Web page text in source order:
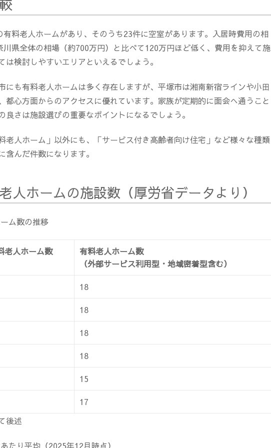
料老人ホームがあり、そのうち23件に空室があります。入居時費用の相
県全体の相場（約700万円）と比べて120万円ほど低く、費用を抑えて施
は検討しやすいエリアといえるでしょう。
にも有料老人ホームは多く存在しますが、平塚市は湘南新宿ラインや小田
都心方面からのアクセスに優れています。家族が定期的に面会へ通うこと
良さは施設選びの重要なポイントになるでしょう。
老人ホーム」以外にも、「サービス付き高齢者向け住宅」など様々な種類
含んだ件数になります。
人ホームの施設数（厚労省データより）
ム数の推移
老人ホーム数
有料老人ホーム数
（外部サービス利用型・地域密着型含む）
18
18
18
18
15
17
後述
たり平均（2025年12月時点）